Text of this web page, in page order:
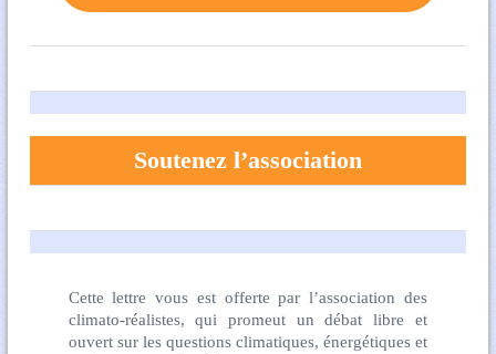
Soutenez l’association
Cette lettre vous est offerte par l’association des
climato-réalistes, qui promeut un débat libre et
ouvert sur les questions climatiques, énergétiques et